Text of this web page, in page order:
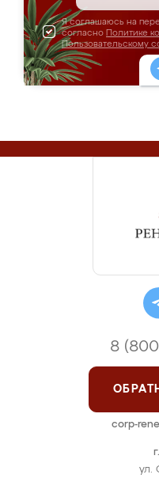
Я соглашаюсь на
согласно Политике
Пользовательскому
ул.
8
corp-